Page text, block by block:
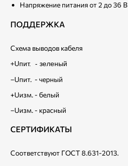
Напряжение питания от 2 до 36 В
ПОДДЕРЖКА
Схема выводов кабеля
+Uпит. - зеленый
–Uпит. - черный
+Uизм. - белый
–Uизм. - красный
СЕРТИФИКАТЫ
Соответствуют ГОСТ 8.631-2013.